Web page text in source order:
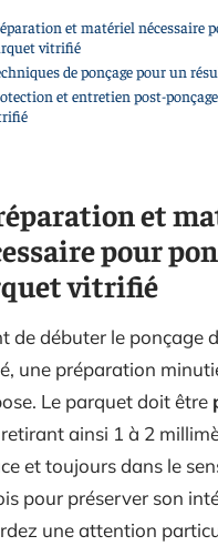
et matériel nécessaire
vitrifié
de ponçage pour un
et entretien post-
et
pour
vitrifié
de débuter le ponçage
une préparation
Le parquet doit être
ainsi 1 à 2
et toujours dans le
pour préserver son
une attention